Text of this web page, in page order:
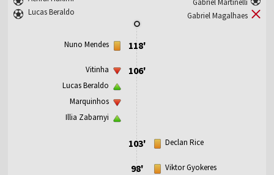
Lucas Beraldo
Gabriel Magalhaes
118'
Nuno Mendes
106'
Vitinha
Lucas Beraldo
Marquinhos
Illia Zabarnyi
103' Declan Rice
98' Viktor Gyokeres